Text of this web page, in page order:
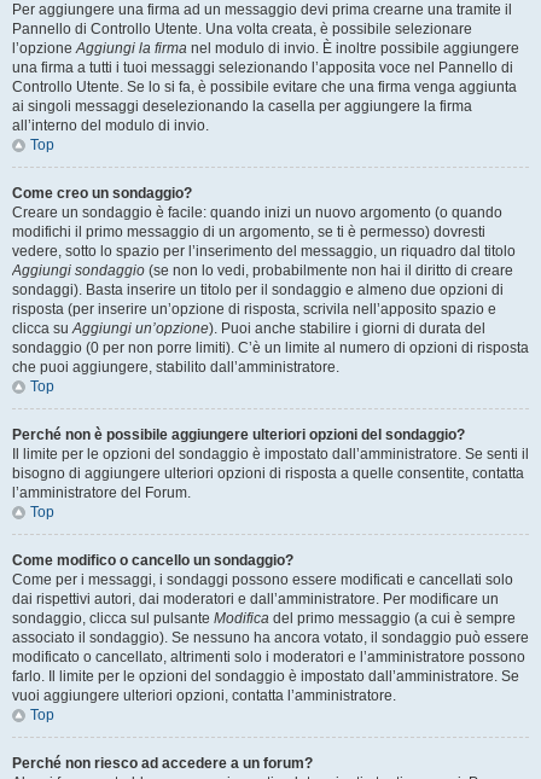
Per aggiungere una firma ad un messaggio devi prima crearne una tramite il
Pannello di Controllo Utente. Una volta creata, è possibile selezionare
l’opzioneAggiungi la firma nel modulo di invio. È inoltre possibile aggiungere
una firma a tutti i tuoi messaggi selezionando l’apposita voce nel Pannello di
Controllo Utente. Se lo si fa, è possibile evitare che una firma venga aggiunta
ai singoli messaggi deselezionando la casella per aggiungere la firma
all’interno del modulo di invio.
Top
Come creo un sondaggio?
Creare un sondaggio è facile: quando inizi un nuovo argomento (o quando
modifichi il primo messaggio di un argomento, se ti è permesso) dovresti
vedere, sotto lo spazio per l’inserimento del messaggio, un riquadro dal titolo
Aggiungi sondaggio (se non lo vedi, probabilmente non hai il diritto di creare
sondaggi). Basta inserire un titolo per il sondaggio e almeno due opzioni di
risposta (per inserire un’opzione di risposta, scrivila nell’apposito spazio e
clicca suAggiungi un’opzione). Puoi anche stabilire i giorni di durata del
sondaggio (0 per non porre limiti). C’è un limite al numero di opzioni di risposta
che puoi aggiungere, stabilito dall’amministratore.
Top
Perché non è possibile aggiungere ulteriori opzioni del sondaggio?
Il limite per le opzioni del sondaggio è impostato dall’amministratore. Se senti il
bisogno di aggiungere ulteriori opzioni di risposta a quelle consentite, contatta
l’amministratore del Forum.
Top
Come modifico o cancello un sondaggio?
Come per i messaggi, i sondaggi possono essere modificati e cancellati solo
dai rispettivi autori, dai moderatori e dall’amministratore. Per modificare un
sondaggio, clicca sul pulsante Modifica del primo messaggio (a cui è sempre
associato il sondaggio). Se nessuno ha ancora votato, il sondaggio può essere
modificato o cancellato, altrimenti solo i moderatori e l’amministratore possono
farlo. Il limite per le opzioni del sondaggio è impostato dall’amministratore. Se
vuoi aggiungere ulteriori opzioni, contatta l’amministratore.
Top
Perché non riesco ad accedere a un forum?